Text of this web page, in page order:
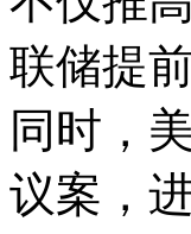
联储提
同时，
议案，